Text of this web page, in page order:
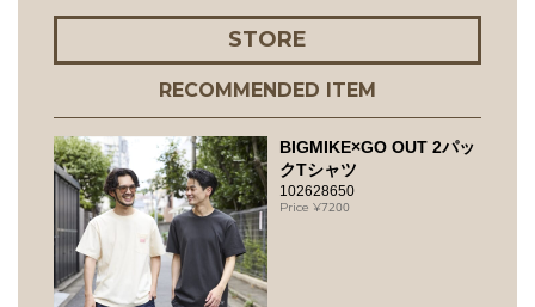
STORE
RECOMMENDED ITEM
BIGMIKE×GO OUT 2パッ
クTシャツ
102628650
7200